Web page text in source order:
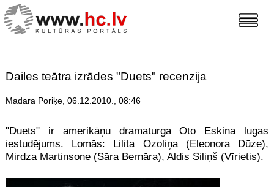
Dailes teātra izrādes "Duets" recenzija
Madara Poriķe, 06.12.2010., 08:46
"Duets" ir amerikāņu dramaturga Oto Eskina lugas
iestudējums. Lomās: Lilita Ozoliņa (Eleonora Dūze),
Mirdza Martinsone (Sāra Bernāra), Aldis Siliņš (Vīrietis).